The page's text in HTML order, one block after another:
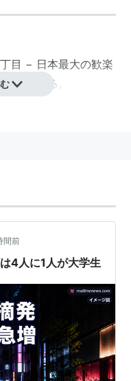
目 − 日本最大の歓楽
外にある。
間前
4人に1人が大学生